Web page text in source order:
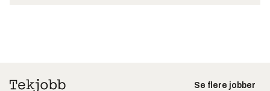
Se flere jobber